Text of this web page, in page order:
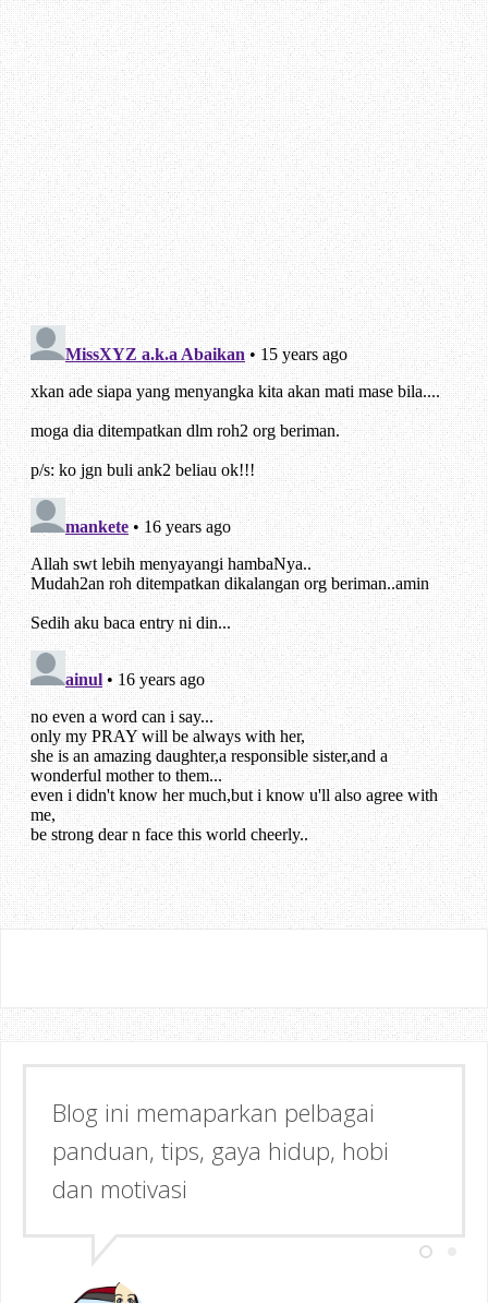
Blog ini memaparkan pelbagai
panduan, tips, gaya hidup, hobi
dan motivasi